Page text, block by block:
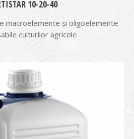
10-20-40
macroelemente și oligoelemente
culturilor agricole